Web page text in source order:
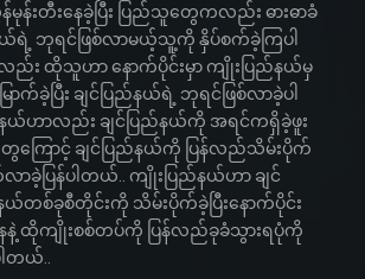
န်းတီးနေခဲ့ပြီး ပြည်သူတွေကလည်း ဓားဓာခံ
နယ်ရဲ့ ဘုရင်ဖြစ်လာမယ့်သူ့ကို နှိပ်စက်ခဲ့ကြပါ
ည်း ထိုသူဟာ နောက်ပိုင်းမှာ ကျိုးပြည်နယ်မှ
က်ခဲ့ပြီး ချင်ပြည်နယ်ရဲ့ ဘုရင်ဖြစ်လာခဲ့ပါ
ယ်ဟာလည်း ချင်ပြည်နယ်ကို အရင်ကရှိခဲ့ဖူး
ကြောင့် ချင်ပြည်နယ်ကို ပြန်လည်သိမ်းပိုက်
ခဲ့ပြန်ပါတယ်.. ကျိုးပြည်နယ်ဟာ ချင်
ယ်တစ်ခုစီတိုင်းကို သိမ်းပိုက်ခဲ့ပြီးနောက်ပိုင်း
နဲ့ ထိုကျိုးစစ်တပ်ကို ပြန်လည်ခုခံသွားရပုံကို
တယ်..